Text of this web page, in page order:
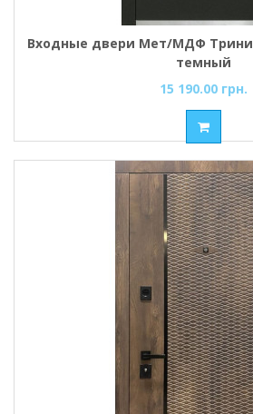
Входные двери Мет/МДФ
темный
15 190.00 грн.